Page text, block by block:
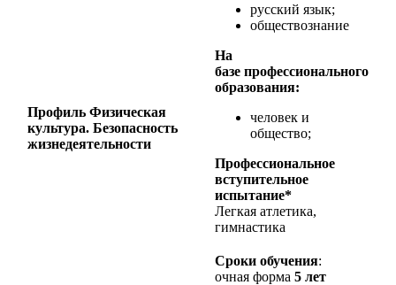
Профиль Физическая
культура. Безопасность
жизнедеятельности
русский язык;
обществознание
На
базе профессионального
образования:
человек и
общество;
Профессиональное
вступительное
испытание*
Легкая атлетика,
гимнастика
Сроки обучения:
очная форма 5 лет